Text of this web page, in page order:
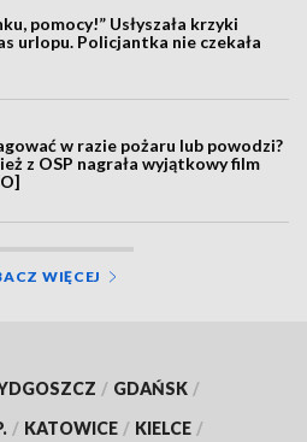
pomocy!” Usłyszała krzyki
urlopu. Policjantka nie czekała
w razie pożaru lub powodzi?
z OSP nagrała wyjątkowy film
WIĘCEJ
/ GDAŃSK /
/ KATOWICE / KIELCE /